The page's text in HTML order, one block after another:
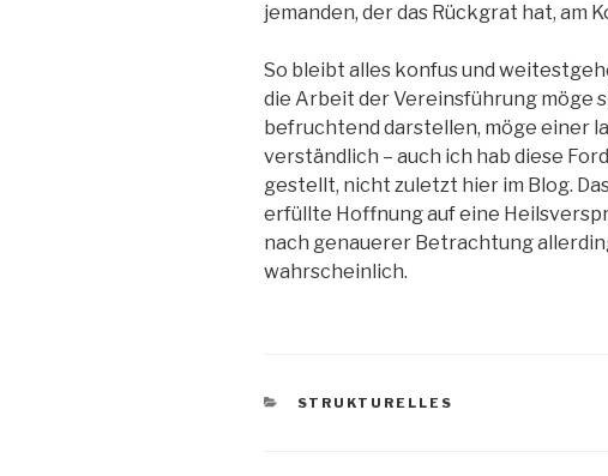
jemanden, der das Rückgrat hat, am
So bleibt alles konfus und
die Arbeit der Vereinsführung möge
befruchtend darstellen, möge einer
verständlich – auch ich hab diese
gestellt, nicht zuletzt hier im Blog.
erfüllte Hoffnung auf eine
nach genauerer Betrachtung
wahrscheinlich.
KATEGORIEN
STRUKTURELLES